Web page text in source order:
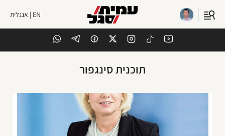
EN | אנגלית
תוכנית סינגפור